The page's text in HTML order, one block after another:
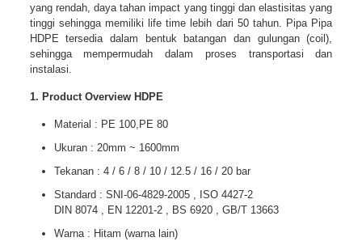
yang rendah, daya tahan impact yang tinggi dan elastisitas yang
tinggi sehingga memiliki life time lebih dari 50 tahun. Pipa Pipa
HDPE tersedia dalam bentuk batangan dan gulungan (coil),
sehingga mempermudah dalam proses transportasi dan
instalasi.
1. Product Overview HDPE
Material : PE 100,PE 80
Ukuran : 20mm ~ 1600mm
Tekanan : 4 / 6 / 8 / 10 / 12.5 / 16 / 20 bar
Standard : SNI-06-4829-2005 , ISO 4427-2
DIN 8074 , EN 12201-2 , BS 6920 , GB/T 13663
Warna : Hitam (warna lain)